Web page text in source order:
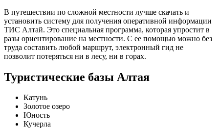
В путешествии по сложной местности лучше скачать и
установить систему для получения оперативной информации
ТИС Алтай. Это специальная программа, которая упростит в
разы ориентирование на местности. С ее помощью можно без
труда составить любой маршрут, электронный гид не
позволит потеряться ни в лесу, ни в горах.
Туристические базы Алтая
Катунь
Золотое озеро
Юность
Кучерла